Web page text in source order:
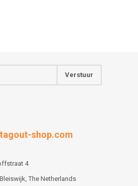
Verstuur
shop.com
4
The Netherlands